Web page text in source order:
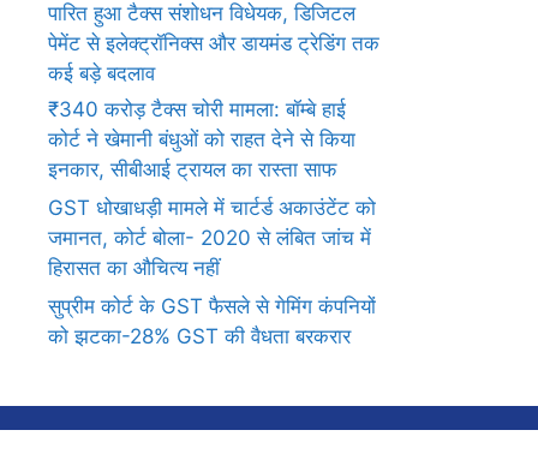
पारित हुआ टैक्स संशोधन विधेयक, डिजिटल
पेमेंट से इलेक्ट्रॉनिक्स और डायमंड ट्रेडिंग तक
कई बड़े बदलाव
₹340 करोड़ टैक्स चोरी मामला: बॉम्बे हाई
कोर्ट ने खेमानी बंधुओं को राहत देने से किया
इनकार, सीबीआई ट्रायल का रास्ता साफ
GST धोखाधड़ी मामले में चार्टर्ड अकाउंटेंट को
जमानत, कोर्ट बोला- 2020 से लंबित जांच में
हिरासत का औचित्य नहीं
सुप्रीम कोर्ट के GST फैसले से गेमिंग कंपनियों
को झटका-28% GST की वैधता बरकरार